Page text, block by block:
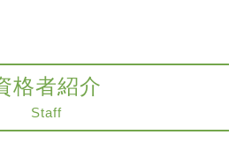
険
償請求権
害賠償
ンセント とは
弁護士
大阪市 弁護士
弁護士
弁護士
格者紹介
Staff